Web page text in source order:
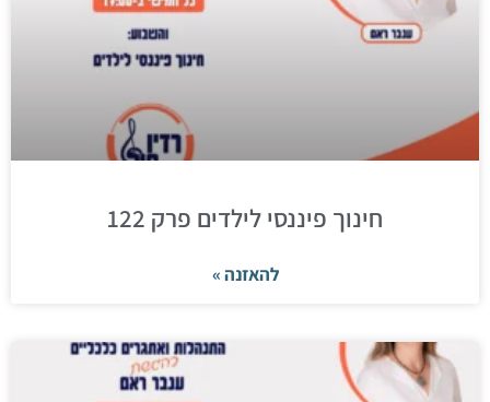
חינוך פיננסי לילדים פרק 122
להאזנה »